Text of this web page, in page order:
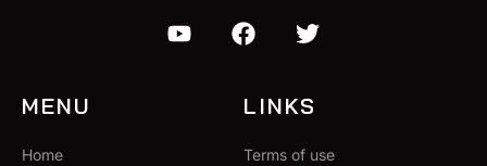
MENU
Home
LINKS
Terms of use